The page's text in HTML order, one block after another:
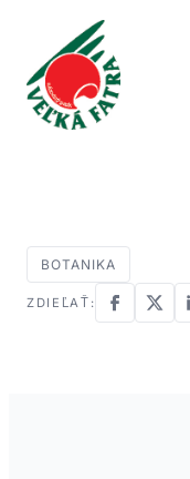
BOTANIKA
ZDIEĽAŤ: